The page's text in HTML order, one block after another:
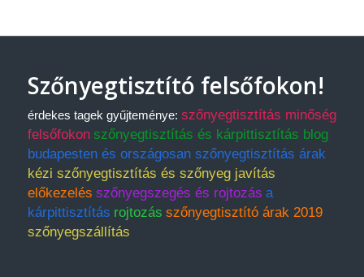
Szőnyegtisztító felsőfokon!
érdekes tagek gyűjteménye: szőnyegtisztítás minőség
felsőfokon szőnyegtisztítás és kárpittisztítás blog
budapesten és országosan szőnyegtisztítás árak
kézi szőnyegtisztítás és szőnyeg javítás
előkezelés szőnyegszegés és rojtozás a
kárpittisztítás rojtozás szőnyegtisztító árak 2019
szőnyegszállítás